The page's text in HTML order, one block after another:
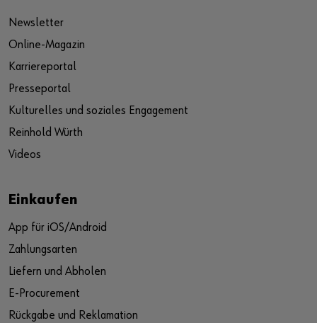
Newsletter
Online-Magazin
Karriereportal
Presseportal
Kulturelles und soziales Engagement
Reinhold Würth
Videos
Einkaufen
App für iOS/Android
Zahlungsarten
Liefern und Abholen
E-Procurement
Rückgabe und Reklamation